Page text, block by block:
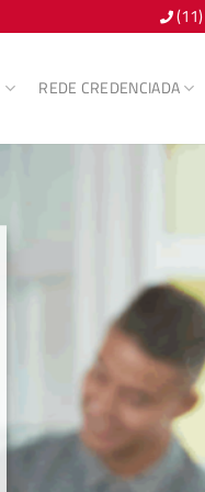
REDE CREDENCIADA